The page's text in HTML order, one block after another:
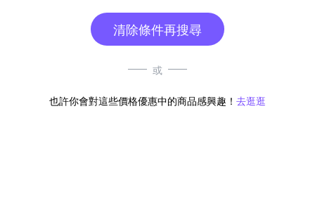
清除條件再搜尋
或
也許你會對這些價格優惠中的商品感興趣！ 去逛逛